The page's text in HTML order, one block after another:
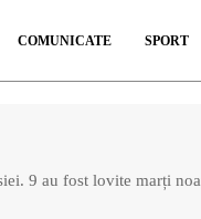
COMUNICATE SPORT
9 au fost lovite marți